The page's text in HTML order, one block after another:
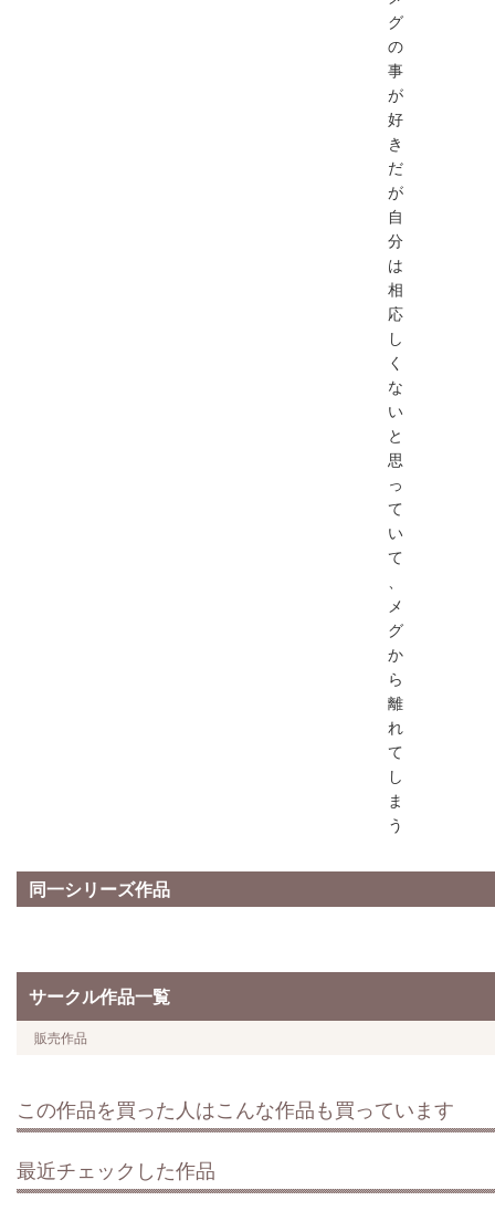
グ
の
事
が
好
き
だ
が
自
分
は
相
応
し
く
な
い
と
思
っ
て
い
て
、
メ
グ
か
ら
離
れ
て
し
ま
う
同一シリーズ作品
サークル作品一覧
販売作品
この作品を買った人はこんな作品も買っています
最近チェックした作品